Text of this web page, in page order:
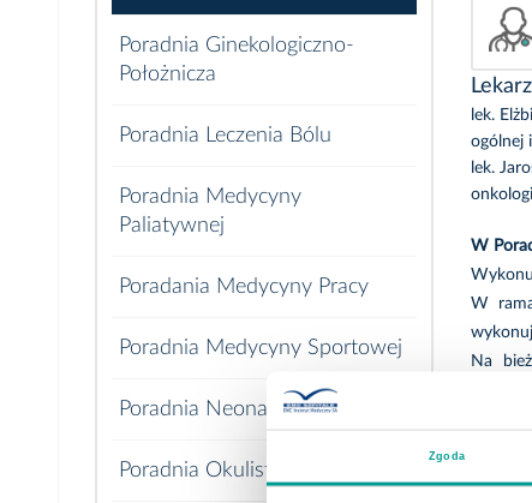
Zgoda
Poradnia Ginekologiczno-
Położnicza
Poradnia Leczenia Bólu
Poradnia Medycyny
Paliatywnej
Poradania Medycyny Pracy
Poradnia Medycyny Sportowej
Poradnia Neonatologiczna
Poradnia Okulistyczna
Lekarz
lek.
ogólnej
lek.
W
W
Na